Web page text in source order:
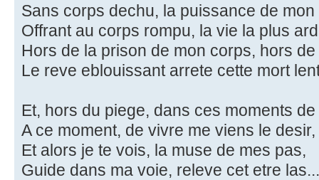
Sans corps dechu, la puissance de mon
Offrant au corps rompu, la vie la plus
Hors de la prison de mon corps, hors de
Le reve eblouissant arrete cette mort
Et, hors du piege, dans ces moments
A ce moment, de vivre me viens le desir,
Et alors je te vois, la muse de mes pas,
Guide dans ma voie, releve cet etre las...